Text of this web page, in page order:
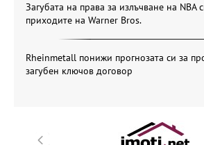
Загубата на права за излъчване на NBA
приходите на Warner Bros.
Rheinmetall понижи прогнозата си за
загубен ключов договор